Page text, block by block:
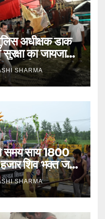
अधीक्षक डाक
का जायजा
जीरो ग्राउंड पर
SHARMA
समय साय 1800
शिव भक्त जल
कर चुके
SHARMA